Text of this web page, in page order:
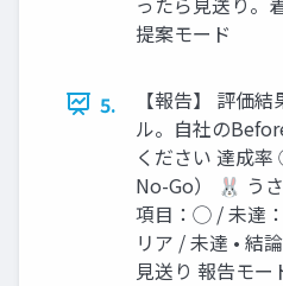
提案モード
5.
【報告】 評価
ル。自社の
ください 達成
No-Go） 🐰 う
項目：◯ / 未達
リア / 未達 • 結
見送り 報告モー